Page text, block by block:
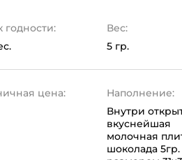
годности:
Вес:
5 гр.
цена:
Наполнение:
Внутри
вкуснейшая
молочная
шоколада 5гр.